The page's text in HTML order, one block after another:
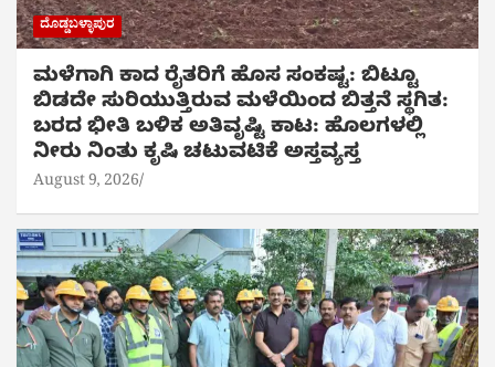
ದೊಡ್ಡಬಳ್ಳಾಪುರ
ಮಳೆಗಾಗಿ ಕಾದ ರೈತರಿಗೆ ಹೊಸ ಸಂಕಷ್ಟ: ಬಿಟ್ಟೂ
ಬಿಡದೇ ಸುರಿಯುತ್ತಿರುವ ಮಳೆಯಿಂದ ಬಿತ್ತನೆ ಸ್ಥಗಿತ:
ಬರದ ಭೀತಿ ಬಳಿಕ ಅತಿವೃಷ್ಟಿ ಕಾಟ: ಹೊಲಗಳಲ್ಲಿ
ನೀರು ನಿಂತು ಕೃಷಿ ಚಟುವಟಿಕೆ ಅಸ್ತವ್ಯಸ್ತ
August 9, 2026